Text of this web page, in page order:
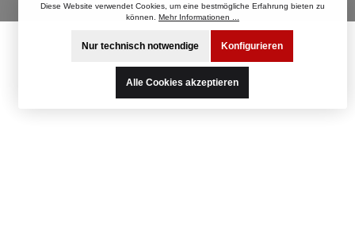
Diese Website verwendet Cookies, um eine bestmögliche Erfahrung bieten zu
können. Mehr Informationen ...
Nur technisch notwendige Konfigurieren
Alle Cookies akzeptieren